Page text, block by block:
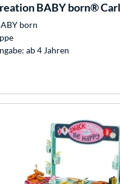
BABY born®
born
ab 4 Jahren